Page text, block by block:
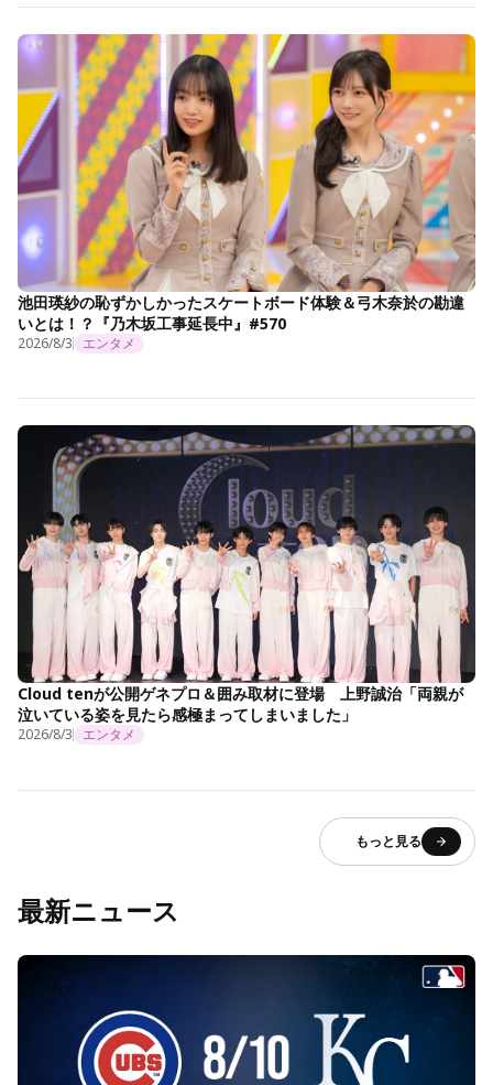
池田瑛紗の恥ずかしかったスケートボード体験＆弓木奈於の勘違
いとは！？『乃木坂工事延長中』#570
2026/8/3 エンタメ
Cloud tenが公開ゲネプロ＆囲み取材に登場 上野誠治「両親が
泣いている姿を見たら感極まってしまいました」
2026/8/3 エンタメ
もっと見る
最新ニュース